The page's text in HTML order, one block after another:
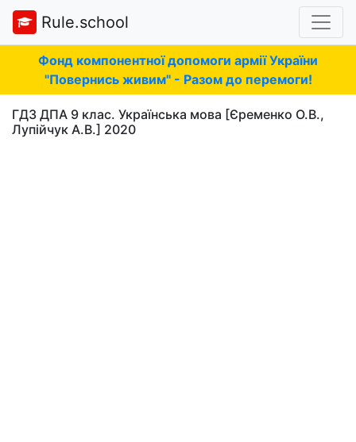
Rule.school
Фонд компонентної допомоги армії України
"Повернись живим" - Разом до перемоги!
ГДЗ ДПА 9 клас. Українська мова [Єременко О.В.,
Лупійчук А.В.] 2020